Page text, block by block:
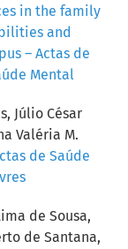
in the family
and
– Actas de
Mental
Júlio César
Valéria M.
de Saúde
de Sousa,
de Santana,